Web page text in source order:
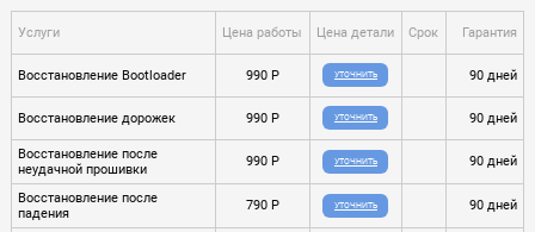
Услуги Цена работы Цена детали Срок Гарантия
Восстановление Bootloader 990 P УТОЧНИТЬ 90 дней
Восстановление дорожек 990 P УТОЧНИТЬ 90 дней
Восстановление после
неудачной прошивки
990 P УТОЧНИТЬ 90 дней
Восстановление после
падения
790 P УТОЧНИТЬ 90 дней